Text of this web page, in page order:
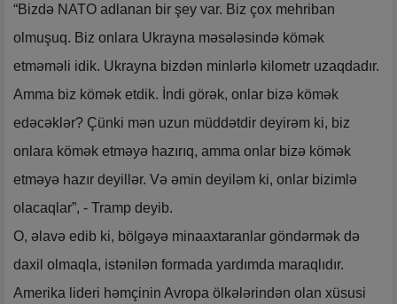
“Bizdə NATO adlanan bir şey var. Biz çox mehriban
olmuşuq. Biz onlara Ukrayna məsələsində kömək
etməməli idik. Ukrayna bizdən minlərlə kilometr uzaqdadır.
Amma biz kömək etdik. İndi görək, onlar bizə kömək
edəcəklər? Çünki mən uzun müddətdir deyirəm ki, biz
onlara kömək etməyə hazırıq, amma onlar bizə kömək
etməyə hazır deyillər. Və əmin deyiləm ki, onlar bizimlə
olacaqlar”, - Tramp deyib.
O, əlavə edib ki, bölgəyə minaaxtaranlar göndərmək də
daxil olmaqla, istənilən formada yardımda maraqlıdır.
Amerika lideri həmçinin Avropa ölkələrindən olan xüsusi